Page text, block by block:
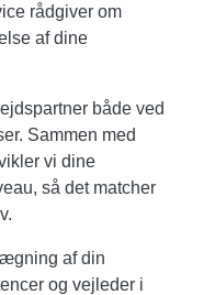
rådgiver om
af dine
både ved
Sammen med
vi dine
så det matcher
af din
og vejleder i